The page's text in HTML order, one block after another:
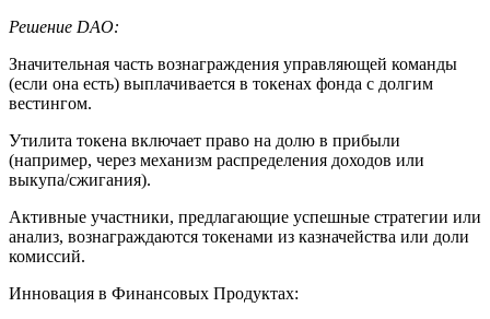
Решение DAO:
Значительная часть вознаграждения управляющей команды
(если она есть) выплачивается в токенах фонда с долгим
вестингом.
Утилита токена включает право на долю в прибыли
(например, через механизм распределения доходов или
выкупа/сжигания).
Активные участники, предлагающие успешные стратегии или
анализ, вознаграждаются токенами из казначейства или доли
комиссий.
Инновация в Финансовых Продуктах: